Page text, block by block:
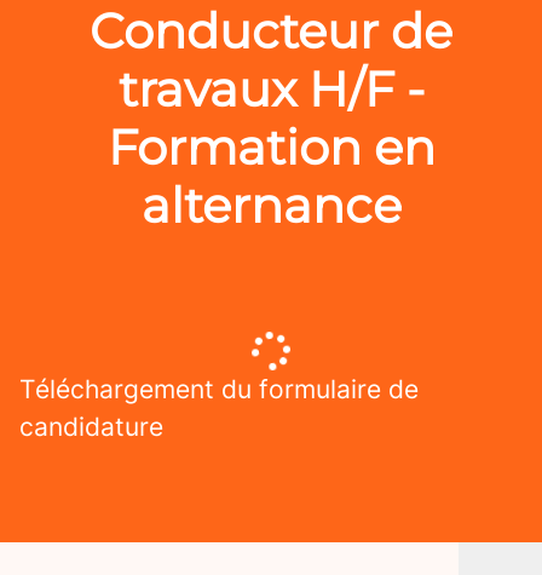
Conducteur de
travaux H/F -
Formation en
alternance
Téléchargement du formulaire de
candidature